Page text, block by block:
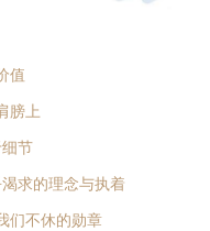
值
膀上
节
求的理念与执着
们不休的勋章